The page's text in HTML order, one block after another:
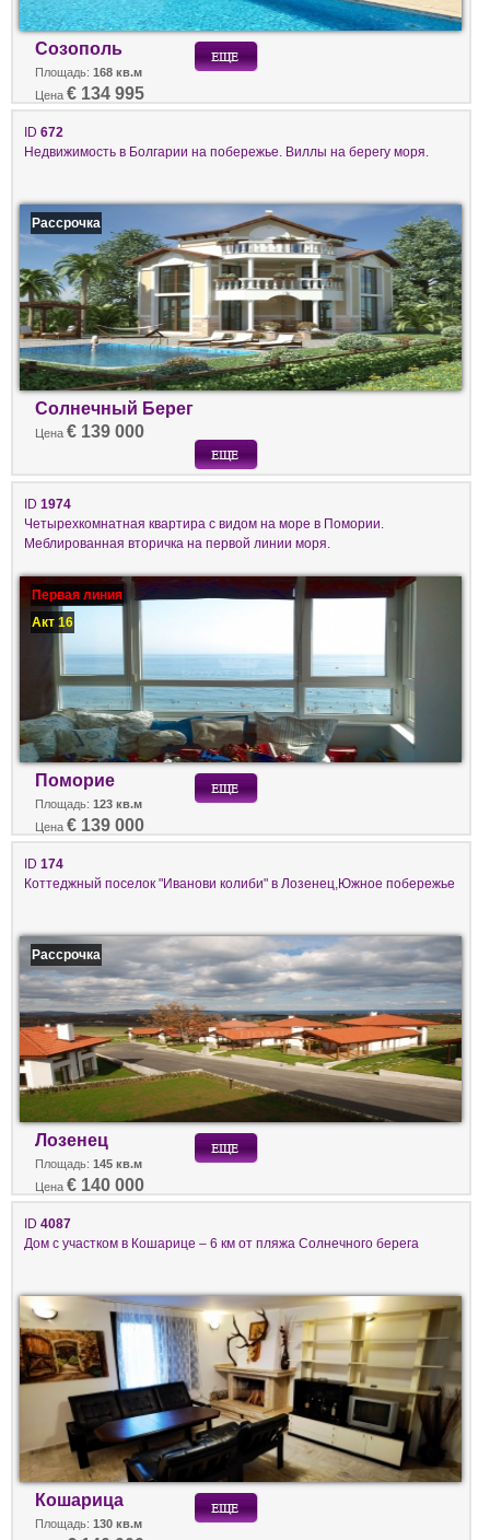
Созополь
Площадь: 168 кв.м
Цена € 134 995
ID 672
Недвижимость в Болгарии на побережье. Виллы на берегу моря.
Рассрочка
Солнечный Берег
Цена € 139 000
ID 1974
Четырехкомнатная квартира с видом на море в Помории.
Меблированная вторичка на первой линии моря.
Первая линия
Акт 16
Поморие
Площадь: 123 кв.м
Цена € 139 000
ID 174
Коттеджный поселок "Иванови колиби" в Лозенец,Южное побережье
Рассрочка
Лозенец
Площадь: 145 кв.м
Цена € 140 000
ID 4087
Дом с участком в Кошарице – 6 км от пляжа Солнечного берега
Кошарица
Площадь: 130 кв.м